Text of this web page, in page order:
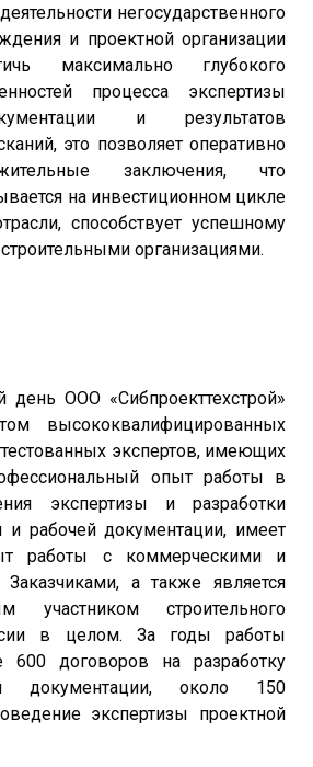
негосударственного
и проектной организации
максимально глубокого
процесса экспертизы
и результатов
это позволяет оперативно
заключения, что
на инвестиционном цикле
способствует успешному
организациями.
день ООО «Сибпроекттехстрой»
высококвалифицированных
экспертов, имеющих
опыт работы в
экспертизы и разработки
и рабочей документации, имеет
работы с коммерческими и
а также является
участником строительного
в целом. За годы работы
600 договоров на разработку
документации, около 150
экспертизы проектной